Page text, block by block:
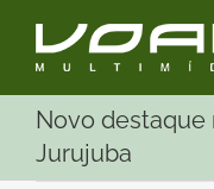
conteúdo
Novo destaque
Jurujuba